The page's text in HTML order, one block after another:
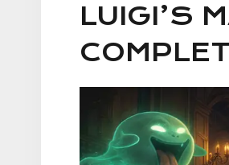
LUIGI’S